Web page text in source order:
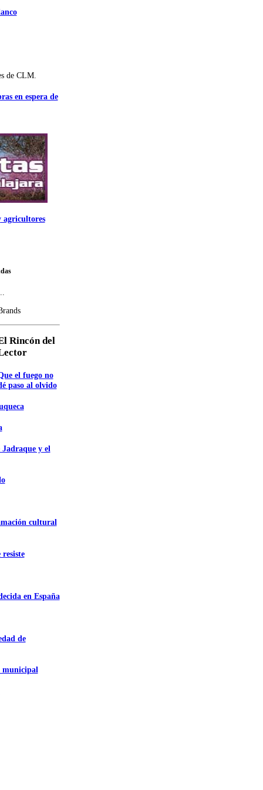
de CLM.
en espera de
agricultores
Rincón del
el fuego no
paso al olvido
y el
cultural
en España
de
municipal